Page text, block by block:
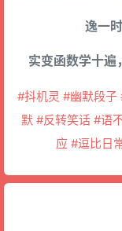
逸一
实变函数学十
#抖机灵 #幽默段子
默 #反转笑话 #语
应 #逗比日